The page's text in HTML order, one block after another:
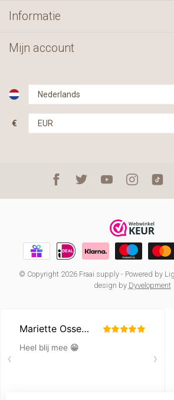
Informatie
Mijn account
€
© Copyright 2026 Fraai supply- Powered by
design by Dyvelopment